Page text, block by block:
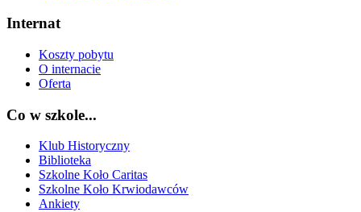
Internat
Koszty pobytu
O internacie
Oferta
Co w szkole...
Klub Historyczny
Biblioteka
Szkolne Koło Caritas
Szkolne Koło Krwiodawców
Ankiety